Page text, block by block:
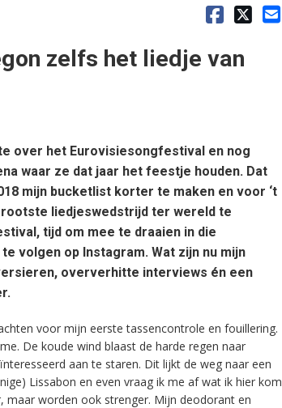
zelfs het liedje van
over het Eurovisiesongfestival en nog
waar ze dat jaar het feestje houden. Dat
mijn bucketlist korter te maken en voor ‘t
liedjeswedstrijd ter wereld te
tijd om mee te draaien in die
volgen op Instagram. Wat zijn nu mijn
oververhitte interviews én een
voor mijn eerste tassencontrole en fouillering.
De koude wind blaast de harde regen naar
aan te staren. Dit lijkt de weg naar een
Lissabon en even vraag ik me af wat ik hier kom
maar worden ook strenger. Mijn deodorant en